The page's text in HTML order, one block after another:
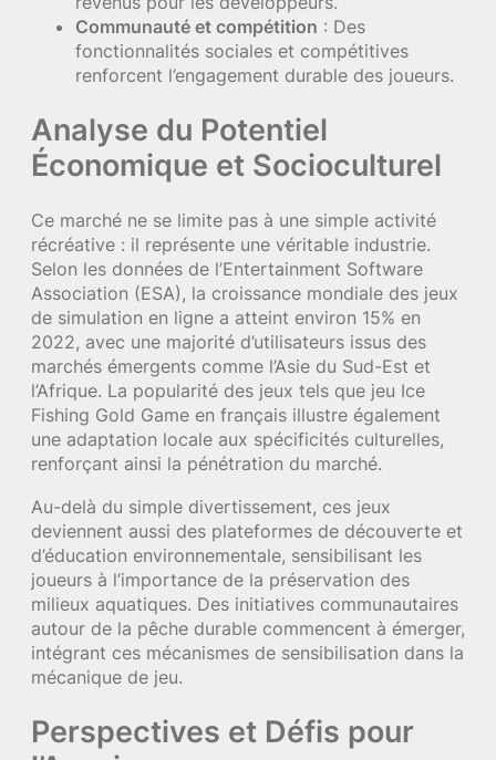
Communauté et compétition : Des
fonctionnalités sociales et compétitives
renforcent l’engagement durable des joueurs.
Analyse du Potentiel
Économique et Socioculturel
Ce marché ne se limite pas à une simple activité
récréative : il représente une véritable industrie.
Selon les données de l’Entertainment Software
Association (ESA), la croissance mondiale des jeux
de simulation en ligne a atteint environ 15% en
2022, avec une majorité d’utilisateurs issus des
marchés émergents comme l’Asie du Sud-Est et
l’Afrique. La popularité des jeux tels que jeu Ice
Fishing Gold Game en français illustre également
une adaptation locale aux spécificités culturelles,
renforçant ainsi la pénétration du marché.
Au-delà du simple divertissement, ces jeux
deviennent aussi des plateformes de découverte et
d’éducation environnementale, sensibilisant les
joueurs à l’importance de la préservation des
milieux aquatiques. Des initiatives communautaires
autour de la pêche durable commencent à émerger,
intégrant ces mécanismes de sensibilisation dans la
mécanique de jeu.
Perspectives et Défis pour